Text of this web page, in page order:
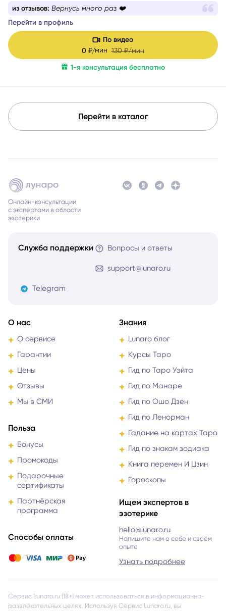
из отзывов: Вернусь много раз ❤️
Перейти в профиль
По видео
0 ₽/мин130 ₽/мин
1-я консультация бесплатно
Перейти в каталог
Онлайн-консультации
с экспертами в области
эзотерики
Служба поддержки Вопросы и ответы
support@lunaro.ru
Telegram
О нас
О сервисе
Гарантии
Цены
Отзывы
Мы в СМИ
Польза
Бонусы
Промокоды
Подарочные
сертификаты
Партнёрская
программа
Способы оплаты
Знания
Lunaro блог
Курсы Таро
Гид по Таро Уэйта
Гид по Манаре
Гид по Ошо Дзен
Гид по Ленорман
Гадание на картах Таро
Гид по знакам зодиака
Книга перемен И Цзин
Гороскопы
Ищем экспертов в
эзотерике
hello@lunaro.ru
Напишите нам о себе и своём
опыте
Узнать подробнее
Сервис Lunaro.ru (18+) может использоваться в информационно-
развлекательных целях. Используя Сервис Lunaro.ru, вы